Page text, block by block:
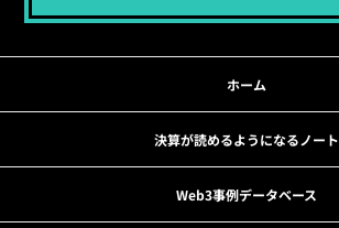
ホーム
決算が読めるようになるノート
Web3事例データベース